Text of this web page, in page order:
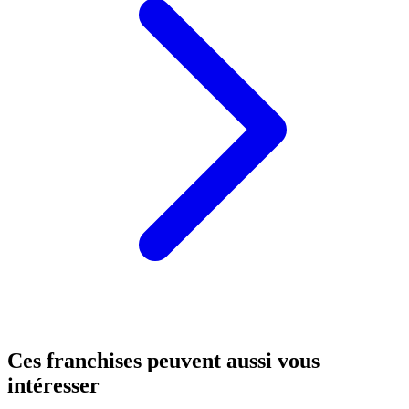
Ces franchises peuvent aussi vous
intéresser